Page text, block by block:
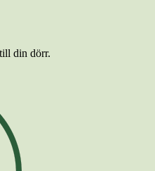
din dörr.